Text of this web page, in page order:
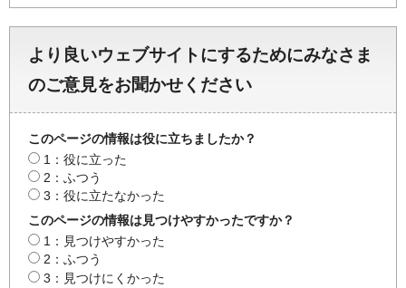
より良いウェブサイトにするためにみなさま
のご意見をお聞かせください
このページの情報は役に立ちましたか？
1：役に立った
2：ふつう
3：役に立たなかった
このページの情報は見つけやすかったですか？
1：見つけやすかった
2：ふつう
3：見つけにくかった